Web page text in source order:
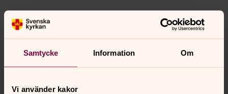
Samtycke Information Om
Vi använder kakor
Synpunkter eller frågor på sidans
innehåll?
orkelljunga.pastorat@svenskakyrkan.se